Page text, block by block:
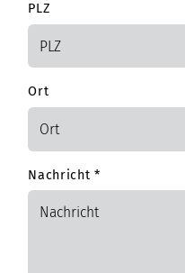
PLZ
Ort
Nachricht *